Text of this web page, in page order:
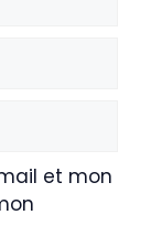
et mon